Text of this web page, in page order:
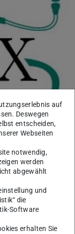
& Friends
TU Darmstadt…
auf
Deswegen
entscheiden,
Webseiten
notwendig,
werden
abgewählt
und
die
Software
erhalten Sie